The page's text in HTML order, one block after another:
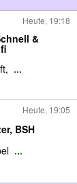
Heute, 19:18
&
...
Heute, 19:05
KVH, OSB, Dachlatten, Bretter, BSH
...